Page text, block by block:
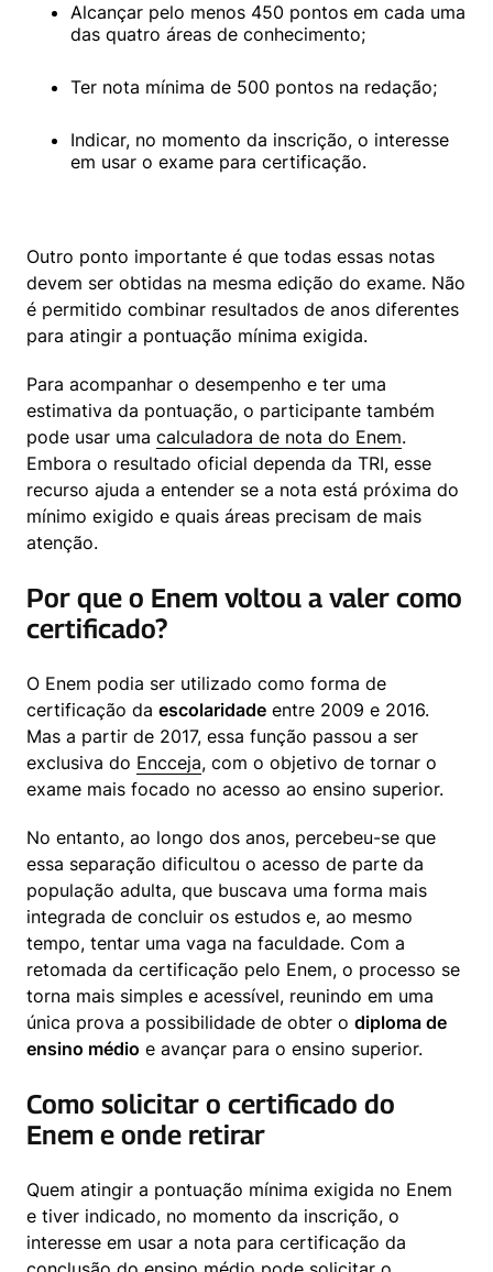
Alcançar pelo menos 450 pontos em cada uma
das quatro áreas de conhecimento;
Ter nota mínima de 500 pontos na redação;
Indicar, no momento da inscrição, o interesse
em usar o exame para certificação.
Outro ponto importante é que todas essas notas
devem ser obtidas na mesma edição do exame. Não
é permitido combinar resultados de anos diferentes
para atingir a pontuação mínima exigida.
Para acompanhar o desempenho e ter uma
estimativa da pontuação, o participante também
pode usar uma calculadora de nota do Enem.
Embora o resultado oficial dependa da TRI, esse
recurso ajuda a entender se a nota está próxima do
mínimo exigido e quais áreas precisam de mais
atenção.
Por que o Enem voltou a valer como
certificado?
O Enem podia ser utilizado como forma de
certificação da escolaridade entre 2009 e 2016.
Mas a partir de 2017, essa função passou a ser
exclusiva do Encceja, com o objetivo de tornar o
exame mais focado no acesso ao ensino superior.
No entanto, ao longo dos anos, percebeu-se que
essa separação dificultou o acesso de parte da
população adulta, que buscava uma forma mais
integrada de concluir os estudos e, ao mesmo
tempo, tentar uma vaga na faculdade. Com a
retomada da certificação pelo Enem, o processo se
torna mais simples e acessível, reunindo em uma
única prova a possibilidade de obter o diploma de
ensino médio e avançar para o ensino superior.
Como solicitar o certificado do
Enem e onde retirar
Quem atingir a pontuação mínima exigida no Enem
e tiver indicado, no momento da inscrição, o
interesse em usar a nota para certificação da